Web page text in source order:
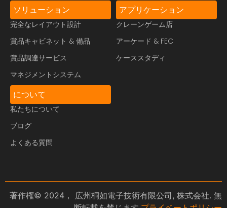
ソリューション
完全なレイアウト設計
賞品キャビネット & 備品
賞品調達サービス
マネジメントシステム
アプリケーション
クレーンゲーム店
アーケード & FEC
ケーススタディ
について
私たちについて
ブログ
よくある質問
著作権© 2024， 広州桐如電子技術有限公司, 株式会社. 無